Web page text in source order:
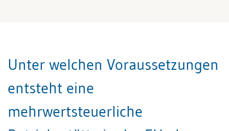
Unter welchen Voraussetzungen
entsteht eine
mehrwertsteuerliche